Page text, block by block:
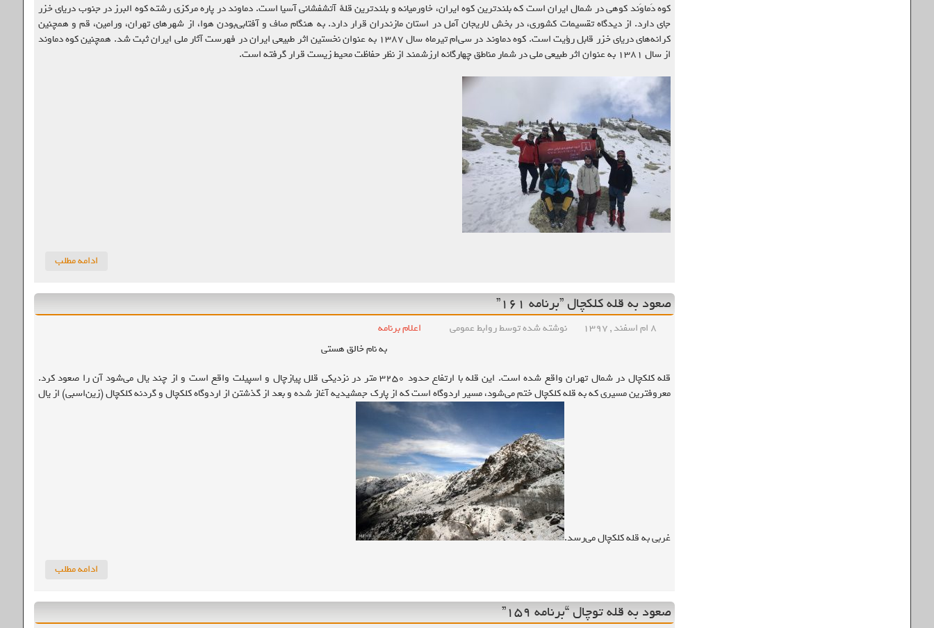
کوه دَماوَند کوهی در شمال ایران است که بلندترین کوه ایران، خاورمیانه و بلندترین قلهٔ آتشفشانی آسیا است. دماوند در پاره مرکزی رشته کوه البرز در جنوب دریای خزر
جای دارد. از دیدگاه تقسیمات کشوری، در بخش لاریجان آمل در استان مازندران قرار دارد. به هنگام صاف و آفتابی‌بودن هوا، از شهرهای تهران، ورامین، قم و همچنین
کرانه‌های دریای خزر قابل رؤیت است. کوه دماوند در سی‌ام تیرماه سال ۱۳۸۷ به عنوان نخستین اثر طبیعی ایران در فهرست آثار ملی ایران ثبت شد. همچنین کوه دماوند
از سال ۱۳۸۱ به عنوان اثر طبیعی ملی در شمار مناطق چهارگانه ارزشمند از نظر حفاظت محیط زیست قرار گرفته‌ است.
ادامه مطلب
صعود به قله کلکچال ”برنامه ۱۶۱”
۸ ام اسفند , ۱۳۹۷ نوشته شده توسط روابط عمومی
اعلام برنامه
به نام خالق هستی
قله کلکچال در شمال تهران واقع شده است. این قله با ارتفاع حدود ۳۲۵۰ متر در نزدیکی قلل پیازچال و اسپیلت‌ واقع است و از چند یال می‌شود آن را صعود کرد.
معروفترین مسیری که به قله کلکچال ختم می‌شود، مسیر اردوگاه است که از پارک جمشیدیه آغاز شده و بعد از گذشتن از اردوگاه کلکچال و گردنه کلکچال (زین‌اسبی) از یال
غربی به قله کلکچال می‌رسد.
ادامه مطلب
صعود به قله توچال “برنامه ۱۵۹”